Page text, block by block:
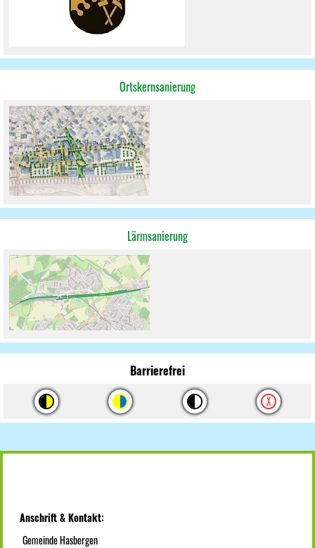
Ortskernsanierung
Lärmsanierung
Barrierefrei
Anschrift & Kontakt:
Gemeinde Hasbergen